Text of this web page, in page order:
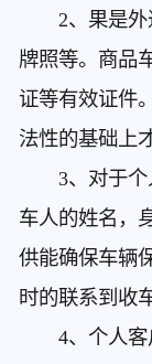
2、果是外
牌照等。商品
证等有效证件
法性的基础上
3、对于个
车人的姓名，
供能确保车辆
时的联系到收
4、个人客